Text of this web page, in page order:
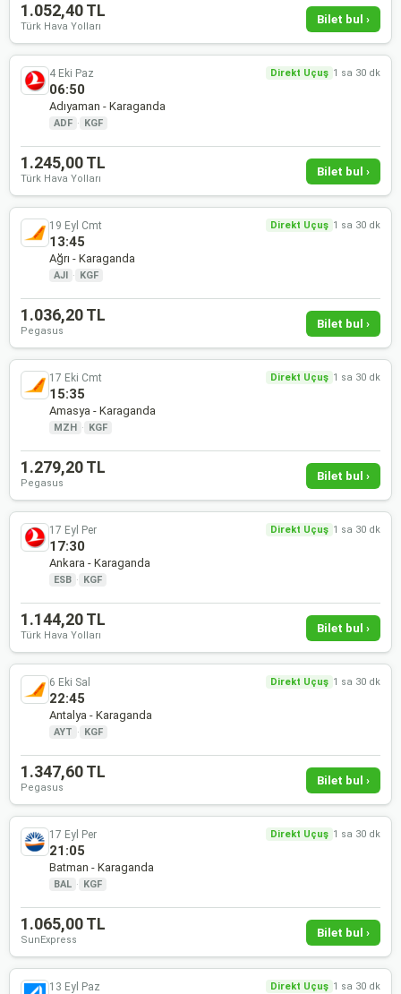
1.052,40 TL
Türk Hava Yolları
Bilet bul ›
4 Eki Paz Direkt Uçuş 1 sa 30 dk
06:50
Adıyaman - Karaganda
ADF · KGF
1.245,00 TL
Türk Hava Yolları
Bilet bul ›
19 Eyl Cmt Direkt Uçuş 1 sa 30 dk
13:45
Ağrı - Karaganda
AJI · KGF
1.036,20 TL
Pegasus
Bilet bul ›
17 Eki Cmt Direkt Uçuş 1 sa 30 dk
15:35
Amasya - Karaganda
MZH · KGF
1.279,20 TL
Pegasus
Bilet bul ›
17 Eyl Per Direkt Uçuş 1 sa 30 dk
17:30
Ankara - Karaganda
ESB · KGF
1.144,20 TL
Türk Hava Yolları
Bilet bul ›
6 Eki Sal Direkt Uçuş 1 sa 30 dk
22:45
Antalya - Karaganda
AYT · KGF
1.347,60 TL
Pegasus
Bilet bul ›
17 Eyl Per Direkt Uçuş 1 sa 30 dk
21:05
Batman - Karaganda
BAL · KGF
1.065,00 TL
SunExpress
Bilet bul ›
13 Eyl Paz Direkt Uçuş 1 sa 30 dk